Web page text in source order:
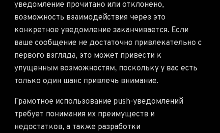
уведомление прочитано или отклонено,
возможность взаимодействия через это
конкретное уведомление заканчивается. Если
ваше сообщение не достаточно привлекательно с
первого взгляда, это может привести к
упущенным возможностям, поскольку у вас есть
только один шанс привлечь внимание.
Грамотное использование push-уведомлений
требует понимания их преимуществ и
недостатков, а также разработки